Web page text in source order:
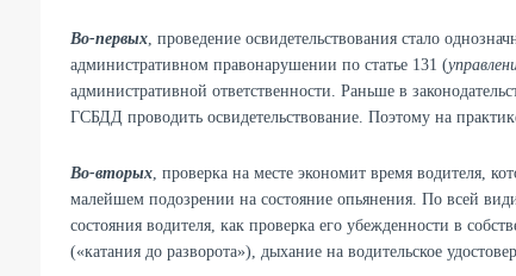
Во-первых, проведение освидетельствования стало
административном правонарушении по статье 131 (
административной ответственности. Раньше в
ГСБДД проводить освидетельствование. Поэтому на
Во-вторых, проверка на месте экономит время водителя,
малейшем подозрении на состояние опьянения. По всей
состояния водителя, как проверка его убежденности в
(«катания до разворота»), дыхание на водительское